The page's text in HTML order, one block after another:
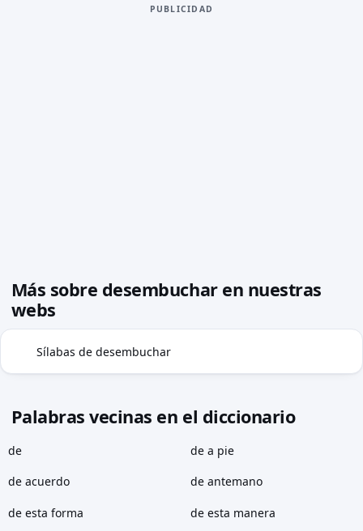
PUBLICIDAD
Más sobre desembuchar en nuestras
webs
Sílabas de desembuchar
Palabras vecinas en el diccionario
de de a pie
de acuerdo de antemano
de esta forma de esta manera